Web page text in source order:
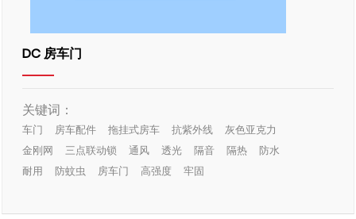
DC 房车门
关键词：
车门 房车配件 拖挂式房车 抗紫外线
灰色亚克力
金刚网
三点联动锁 通风 透光 隔音 隔热
防水
耐用
防蚊虫 房车门 高强度 牢固